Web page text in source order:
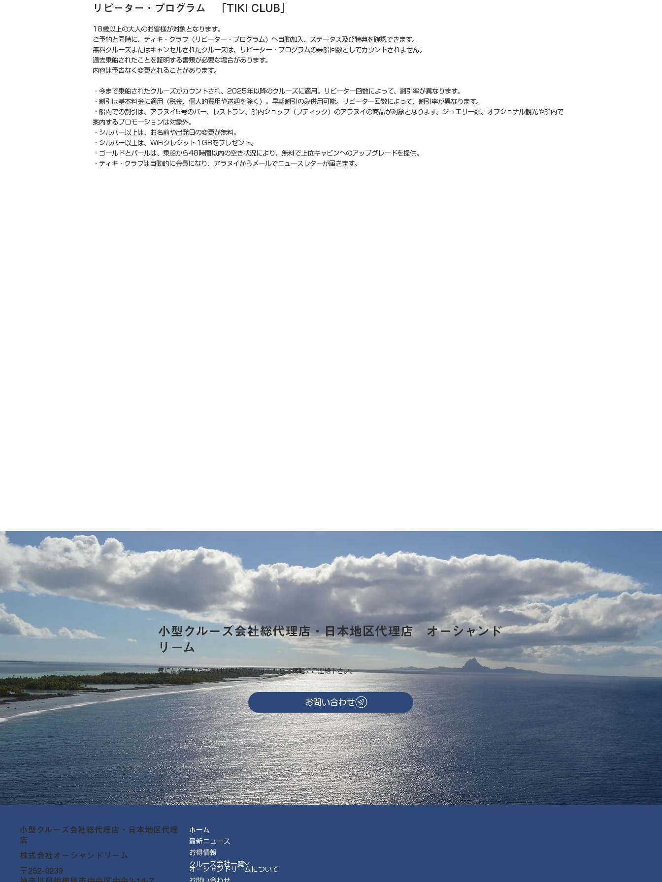
リピーター・プログラム 「TIKI CLUB」
18歳以上の大人のお客様が対象となります。
ご予約と同時に、ティキ・クラブ（リピーター・プログラム）へ自動加入、ステータス及び特典を確認できます。
無料クルーズまたはキャンセルされたクルーズは、リピーター・プログラムの乗船回数としてカウントされません。
過去乗船されたことを証明する書類が必要な場合があります。
内容は予告なく変更されることがあります。
・今まで乗船されたクルーズがカウントされ、2025年以降のクルーズに適用。リピーター回数によって、割引率が異なります。
・割引は基本料金に適用（税金、個人的費用や送迎を除く）。早期割引のみ併用可能。リピーター回数によって、割引率が異なります。
・船内での割引は、アラヌイ5号のバー、レストラン、船内ショップ（ブティック）のアラヌイの商品が対象となります。ジュエリー類、オプショナル観光や船内で
案内するプロモーションは対象外。
・シルバー以上は、お名前や出発日の変更が無料。
・シルバー以上は、WiFiクレジット１GBをプレゼント。
・ゴールドとパールは、乗船から48時間以内の空き状況により、無料で上位キャビンへのアップグレードを提供。
・ティキ・クラブは自動的に会員になり、アラヌイからメールでニュースレターが届きます。
小型クルーズ会社総代理店・日本地区代理店 オーシャンド
リーム
気になることやご不明な点がございましたらお気軽にご連絡下さい。
お問い合わせ
小型クルーズ会社総代理店・日本地区代理
店
株式会社オーシャンドリーム
〒252-0239
ホーム
最新ニュース
お得情報
クルーズ会社一覧
オーシャンドリームについて
お問い合わせ